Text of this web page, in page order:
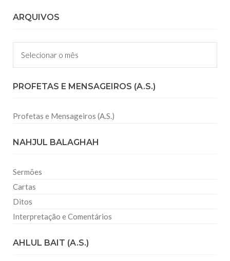
ARQUIVOS
Arquivos
PROFETAS E MENSAGEIROS (A.S.)
Profetas e Mensageiros (A.S.)
NAHJUL BALAGHAH
Sermões
Cartas
Ditos
Interpretação e Comentários
AHLUL BAIT (A.S.)